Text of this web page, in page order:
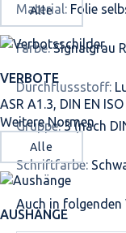
Alle
VERBOTE
ASR A1.3, DIN EN
Weitere Normen
Alle
AUSHÄNGE
Material: Folie
Farbe:Signalgrau
Durchflussstoff:
Gruppe:3 (nach
Schriftfarbe:
Auch in